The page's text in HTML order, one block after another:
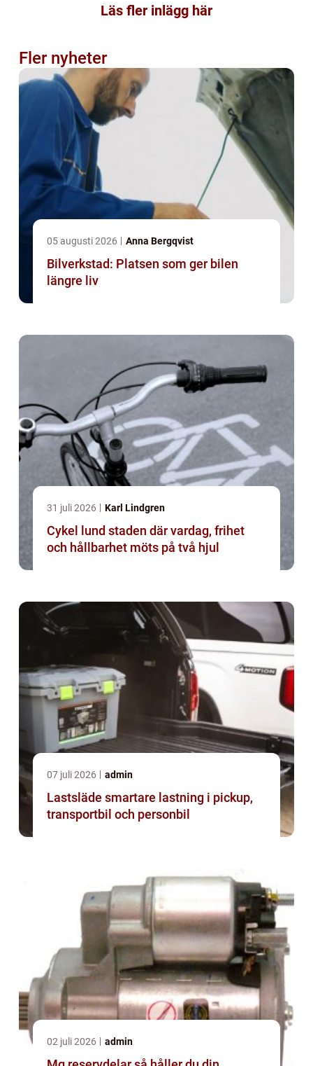
Läs fler inlägg här
Fler nyheter
05 augusti 2026 Anna Bergqvist
Bilverkstad: Platsen som ger bilen
längre liv
31 juli 2026 Karl Lindgren
Cykel lund staden där vardag, frihet
och hållbarhet möts på två hjul
07 juli 2026 admin
Lastsläde smartare lastning i pickup,
transportbil och personbil
02 juli 2026 admin